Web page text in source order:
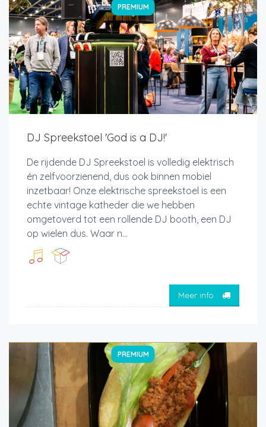
PREMIUM
DJ Spreekstoel 'God is a DJ!'
De rijdende DJ Spreekstoel is volledig elektrisch
én zelfvoorzienend, dus ook binnen mobiel
inzetbaar! Onze elektrische spreekstoel is een
echte vintage katheder die we hebben
omgetoverd tot een rollende DJ booth, een DJ
op wielen dus. Waar n...
Meer info
PREMIUM